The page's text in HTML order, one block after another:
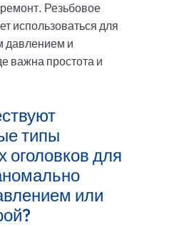
Резьбовое
использоваться для
давлением и
важна простота и
типы
оголовков для
или